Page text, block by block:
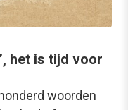
het is tijd voor
woorden